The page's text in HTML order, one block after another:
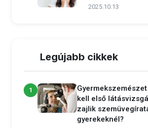
2025.10.13
Legújabb cikkek
1
kell első
zajlik
gyerekeknél?